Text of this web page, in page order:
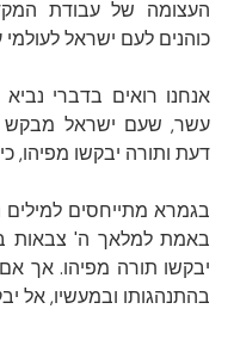
העצומה של עבודת
כוהנים לעם ישראל לעולמי
אנחנו רואים בדברי
עשר, שעם ישראל מבקש
דעת ותורה יבקשו מפיהו,
בגמרא מתייחסים
באמת למלאך ה' צבאות
יבקשו תורה מפיהו. אך
בהתנהגותו ובמעשיו, אל